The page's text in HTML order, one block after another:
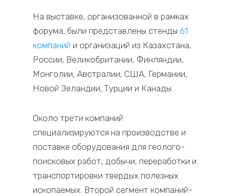
На выставке, организованной в рамках
форума, были представлены стенды 61
компаний и организаций из Казахстана,
России, Великобритании, Финляндии,
Монголии, Австралии, США, Германии,
Новой Зеландии, Турции и Канады.
Около трети компаний
специализируются на производстве и
поставке оборудования для геолого-
поисковых работ, добычи, переработки и
транспортировки твердых полезных
ископаемых. Второй сегмент компаний-